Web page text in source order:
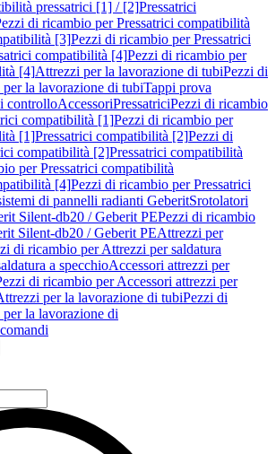
pressatrici [1] / [2]Pressatrici
di ricambio per Pressatrici compatibilità
[3]Pezzi di ricambio per Pressatrici
compatibilità [4]Pezzi di ricambio per
[4]Attrezzi per la lavorazione di tubiPezzi di
la lavorazione di tubiTappi prova
controlloAccessoriPressatriciPezzi di ricambio
compatibilità [1]Pezzi di ricambio per
[1]Pressatrici compatibilità [2]Pezzi di
compatibilità [2]Pressatrici compatibilità
per Pressatrici compatibilità
[4]Pezzi di ricambio per Pressatrici
di pannelli radianti GeberitSrotolatori
Silent-db20 / Geberit PEPezzi di ricambio
Silent-db20 / Geberit PEAttrezzi per
di ricambio per Attrezzi per saldatura
a specchioAccessori attrezzi per
di ricambio per Accessori attrezzi per
per la lavorazione di tubiPezzi di
la lavorazione di